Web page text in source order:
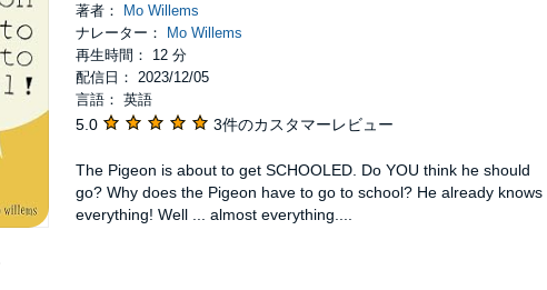
著者：
Mo Willems
ナレーター：
Mo Willems
再生時間： 12 分
配信日： 2023/12/05
言語： 英語
5.0 3件のカスタマーレビュー
The Pigeon is about to get SCHOOLED. Do YOU think he should
go? Why does the Pigeon have to go to school? He already knows
everything! Well ... almost everything....